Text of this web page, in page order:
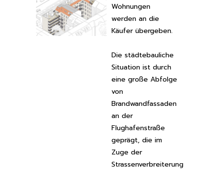
Wohnungen
werden an die
Käufer übergeben.
Die städtebauliche
Situation ist durch
eine große Abfolge
von
Brandwandfassaden
an der
Flughafenstraße
geprägt, die im
Zuge der
Strassenverbreiterung